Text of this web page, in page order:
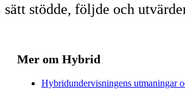
sätt stödde, följde och
Mer om Hybrid
Hybridundervisningens utmaningar